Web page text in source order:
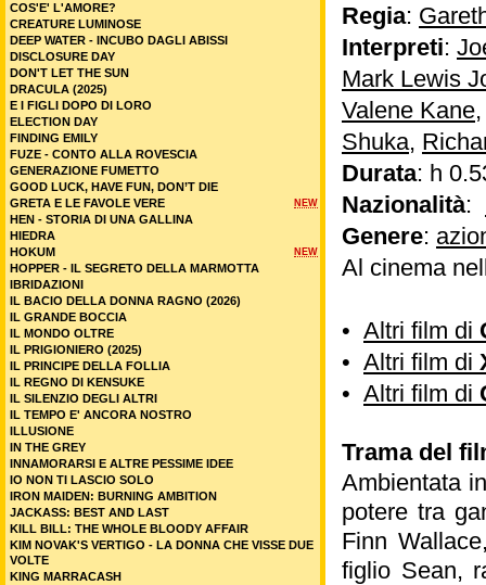
Regia:
Interpreti:
Mark Lewis
Valene Kane
Shuka,
Durata: h
Nazionalità:
Genere:
Al cinema
• Altri film di
• Altri film di
• Altri film di
Trama del
Ambientata
potere tra
Finn
figlio Sean,
COS'E' L'AMORE?
CREATURE LUMINOSE
DEEP WATER - INCUBO DAGLI ABISSI
DISCLOSURE DAY
DON'T LET THE SUN
DRACULA (2025)
E I FIGLI DOPO DI LORO
ELECTION DAY
FINDING EMILY
FUZE - CONTO ALLA ROVESCIA
GENERAZIONE FUMETTO
GOOD LUCK, HAVE FUN, DON’T DIE
NEW
GRETA E LE FAVOLE VERE
HEN - STORIA DI UNA GALLINA
HIEDRA
NEW
HOKUM
HOPPER - IL SEGRETO DELLA MARMOTTA
IBRIDAZIONI
IL BACIO DELLA DONNA RAGNO (2026)
IL GRANDE BOCCIA
IL MONDO OLTRE
IL PRIGIONIERO (2025)
IL PRINCIPE DELLA FOLLIA
IL REGNO DI KENSUKE
IL SILENZIO DEGLI ALTRI
IL TEMPO E' ANCORA NOSTRO
ILLUSIONE
IN THE GREY
INNAMORARSI E ALTRE PESSIME IDEE
IO NON TI LASCIO SOLO
IRON MAIDEN: BURNING AMBITION
JACKASS: BEST AND LAST
KILL BILL: THE WHOLE BLOODY AFFAIR
KIM NOVAK'S VERTIGO - LA DONNA CHE VISSE DUE
VOLTE
KING MARRACASH